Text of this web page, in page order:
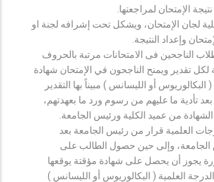
الإمتحان لمراجعتها.
لجان الإمتحان، ويشكل تحت إشرافه لجنة او
وإعداد النتيجة.
الناجحين فى الامتحانات مرتبة بالحروف
لكل تقدير ويمنح الناجحون في الإمتحان شهادة
البكالوريوس أو الليسانس ) مبيناً بها التقدير
بعد تأدية ما عليهم من رسوم ورد ما بعهدتهم،
الشهادة من عميد الكلية ورئيس الجامعة.
العلمية قرار من رئيس الجامعة بعد
وإلى حين حصول الطالب على
يجوز أن يحصل على شهادة مؤقتة يوقعها
الدرجة العلمية ( البكالوريوس أو الليسانس )